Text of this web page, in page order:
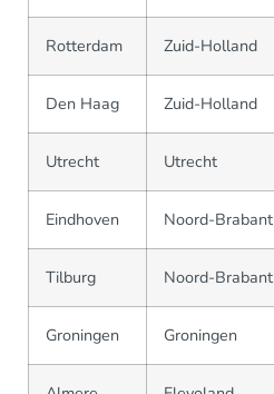
Rotterdam Zuid-Holland
Den Haag Zuid-Holland
Utrecht Utrecht
Eindhoven Noord-Brabant
Tilburg Noord-Brabant
Groningen Groningen